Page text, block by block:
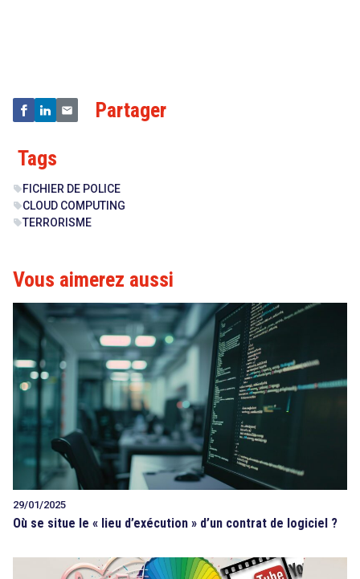
Partager
Tags
sell FICHIER DE POLICE
sellCLOUD COMPUTING
sellTERRORISME
Vous aimerez aussi
29/01/2025
Où se situe le « lieu d’exécution » d’un contrat de logiciel ?